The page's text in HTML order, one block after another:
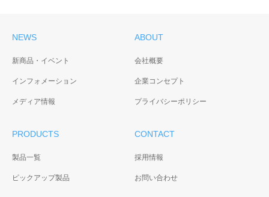
NEWS
新商品・イベント
インフォメーション
メディア情報
ABOUT
会社概要
企業コンセプト
プライバシーポリシー
PRODUCTS
製品一覧
ピックアップ製品
CONTACT
採用情報
お問い合わせ